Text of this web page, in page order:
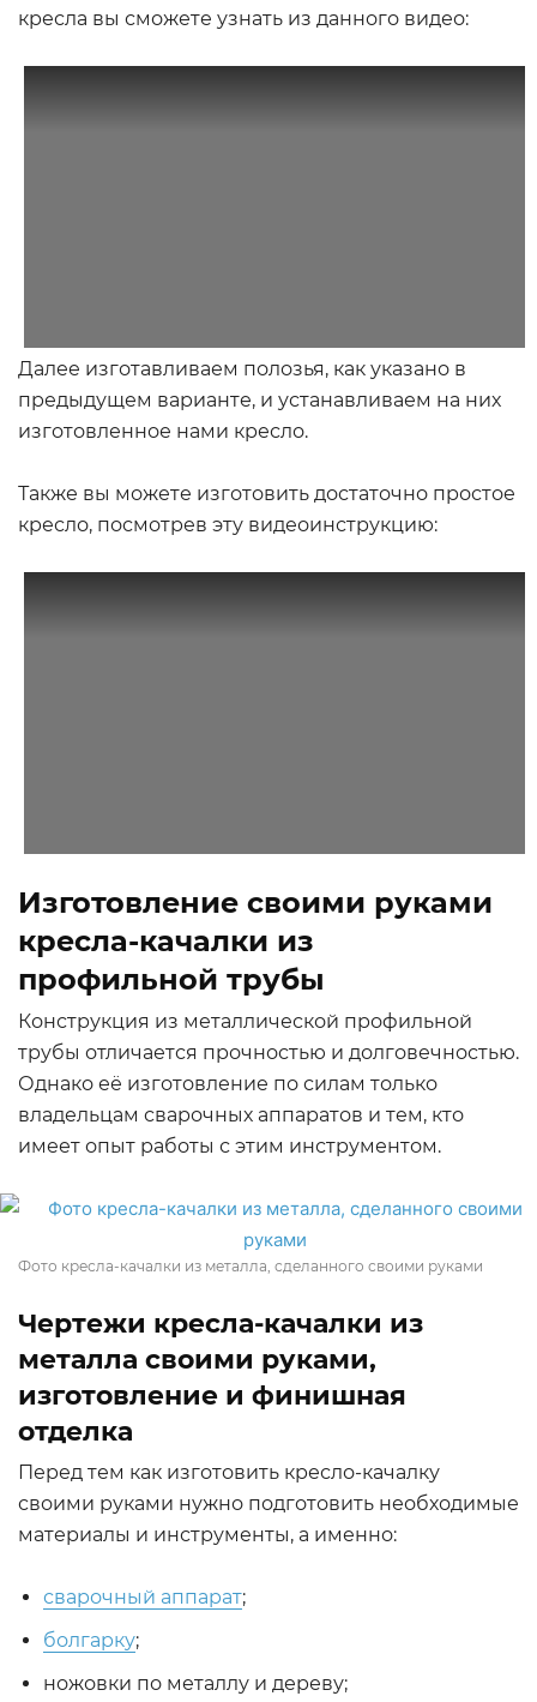
кресла вы сможете узнать из данного видео:
Далее изготавливаем полозья, как указано в
предыдущем варианте, и устанавливаем на них
изготовленное нами кресло.
Также вы можете изготовить достаточно простое
кресло, посмотрев эту видеоинструкцию:
Изготовление своими руками
кресла-качалки из
профильной трубы
Конструкция из металлической профильной
трубы отличается прочностью и долговечностью.
Однако её изготовление по силам только
владельцам сварочных аппаратов и тем, кто
имеет опыт работы с этим инструментом.
Фото кресла-качалки из металла, сделанного своими руками
Чертежи кресла-качалки из
металла своими руками,
изготовление и финишная
отделка
Перед тем как изготовить кресло-качалку
своими руками нужно подготовить необходимые
материалы и инструменты, а именно:
сварочный аппарат;
болгарку;
ножовки по металлу и дереву;